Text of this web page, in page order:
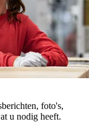
foto's,
u nodig heeft.